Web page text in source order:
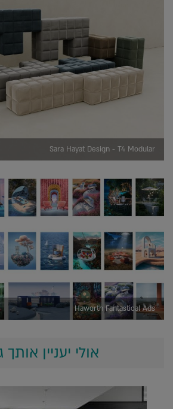
Sara Hayat Design - T4 Modular
Haworth Fantastical Ads
אולי יעניין אותך